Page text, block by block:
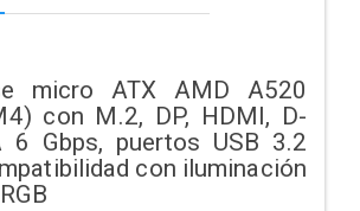
micro ATX AMD A520
con M.2, DP, HDMI, D-
6 Gbps, puertos USB 3.2
con iluminación